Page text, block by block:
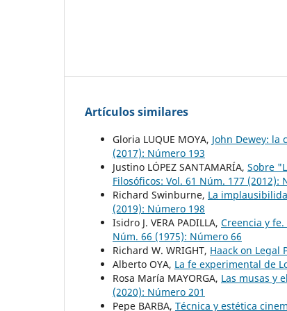
Artículos similares
Gloria LUQUE MOYA, John Dewey: la
(2017): Número 193
Justino LÓPEZ SANTAMARÍA, Sobre
Filosóficos: Vol. 61 Núm. 177 (2012):
Richard Swinburne, La
(2019): Número 198
Isidro J. VERA PADILLA, Creencia y
Núm. 66 (1975): Número 66
Richard W. WRIGHT, Haack on Legal
Alberto OYA, La fe experimental de
Rosa María MAYORGA, Las musas y
(2020): Número 201
Pepe BARBA, Técnica y estética